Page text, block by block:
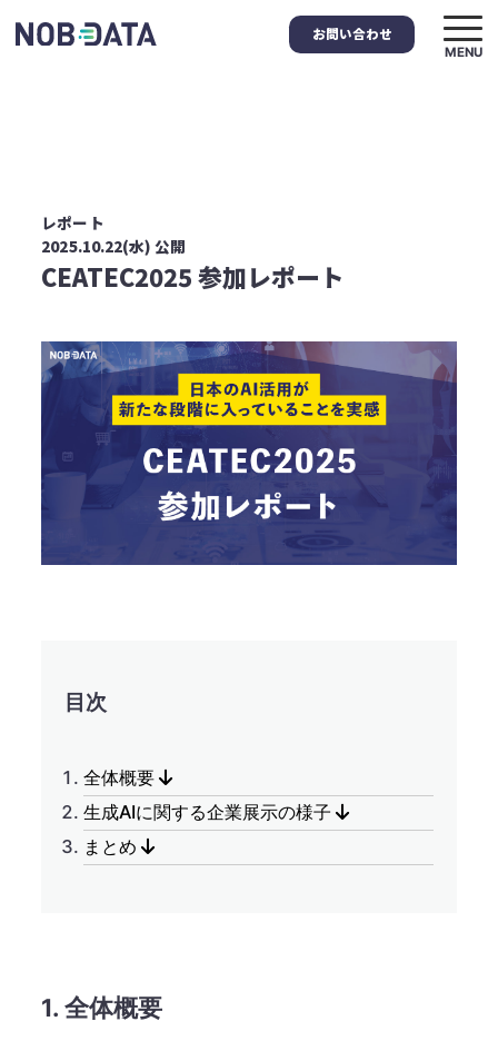
お問い合わせ
MENU
レポート
2025.10.22(水) 公開
CEATEC2025 参加レポート
目次
全体概要
生成AIに関する企業展示の様子
まとめ
1. 全体概要